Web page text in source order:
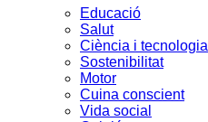
Educació
Salut
Ciència i tecnologia
Sostenibilitat
Motor
Cuina conscient
Vida social